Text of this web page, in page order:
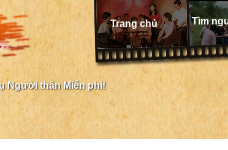
Trang chủ Tìm
Người thân Miễn phí!